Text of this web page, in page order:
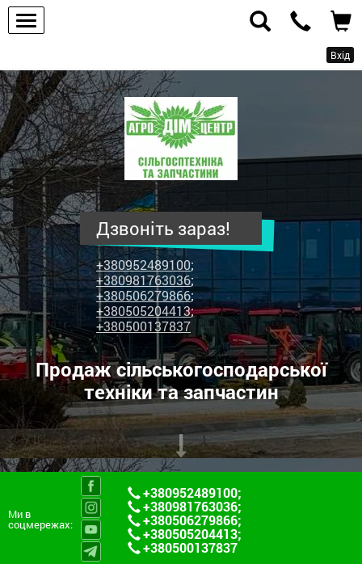
Вхід
ПП
"Агродім-
центр"
-
продаж
сільськогосподарської
техніки
та
запчастин
Дзвоніть зараз!
+380952489100;
+380981763036;
+380506279866;
+380505204413;
+380500137837
Продаж сільськогосподарської
техніки та запчастин
Ми в
соцмережах:
+380952489100;
+380981763036;
+380506279866;
+380505204413;
+380500137837